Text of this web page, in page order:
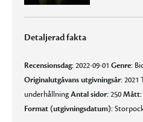
Detaljerad fakta
Recensionsdag:2022-09-01 Genre:
Originalutgåvans utgivningsår:2021
underhållningAntal sidor:250Mått:
Format (utgivningsdatum):